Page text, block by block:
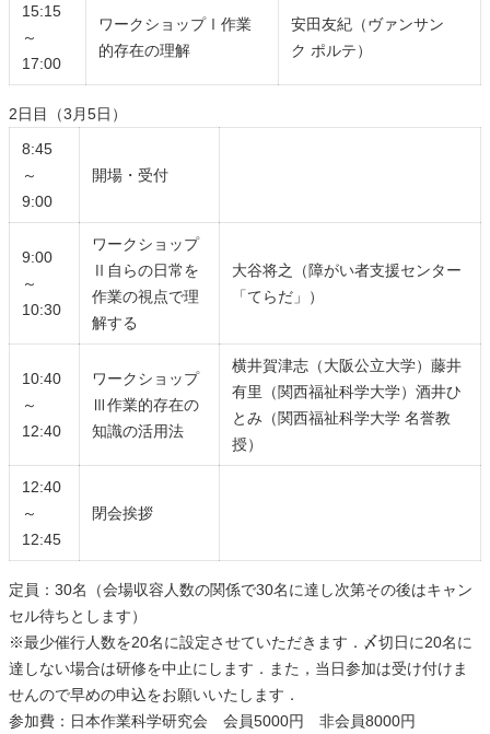
15:15
～
17:00
ワークショップⅠ作業
的存在の理解
安田友紀（ヴァンサン
ク ポルテ）
2日目（3月5日）
8:45
～
9:00
開場・受付
9:00
～
10:30
ワークショップ
Ⅱ自らの日常を
作業の視点で理
解する
大谷将之（障がい者支援センター
「てらだ」）
10:40
～
12:40
ワークショップ
Ⅲ作業的存在の
知識の活用法
横井賀津志（大阪公立大学）藤井
有里（関西福祉科学大学）酒井ひ
とみ（関西福祉科学大学 名誉教
授）
12:40
～
12:45
閉会挨拶
定員：30名（会場収容人数の関係で30名に達し次第その後はキャン
セル待ちとします）
※最少催行人数を20名に設定させていただきます．〆切日に20名に
達しない場合は研修を中止にします．また，当日参加は受け付けま
せんので早めの申込をお願いいたします．
参加費：日本作業科学研究会 会員5000円 非会員8000円